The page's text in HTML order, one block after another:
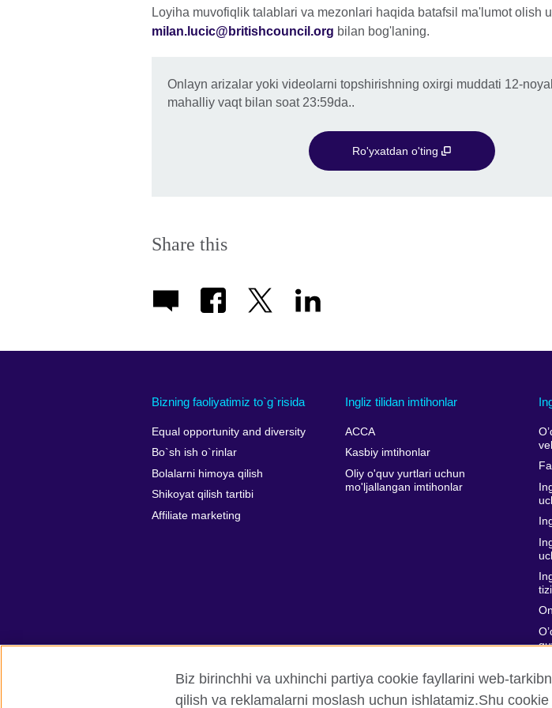
More
information
available.
Loyiha muvofiqlik talablari va mezonlari haqida batafsil ma'lumot olish
milan.lucic@britishcouncil.org bilan bog'laning.
Onlayn arizalar yoki videolarni topshirishning oxirgi muddati 12-
mahalliy vaqt bilan soat 23:59da..
Ro'yxatdan o'ting
Share this
Bizning faoliyatimiz to`g`risida
Equal opportunity and diversity
Bo`sh ish o`rinlar
Bolalarni himoya qilish
Shikoyat qilish tartibi
Affiliate marketing
Ingliz tilidan imtihonlar
ACCA
Kasbiy imtihonlar
Oliy o'quv yurtlari uchun
mo'ljallangan imtihonlar
Biz birinchhi va uxhinchi partiya cookie fayllarini web-
qilish va reklamalarni moslash uchun ishlatamiz.Shu